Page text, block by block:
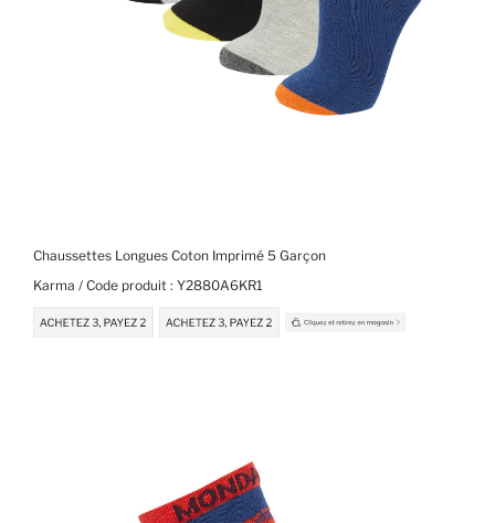
Chaussettes Longues Coton Imprimé 5 Garçon
Karma / Code produit : Y2880A6KR1